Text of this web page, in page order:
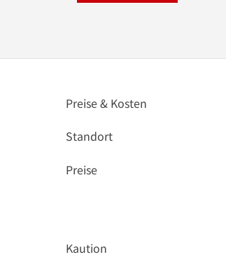
Preise & Kosten
Standort
Preise
Kaution